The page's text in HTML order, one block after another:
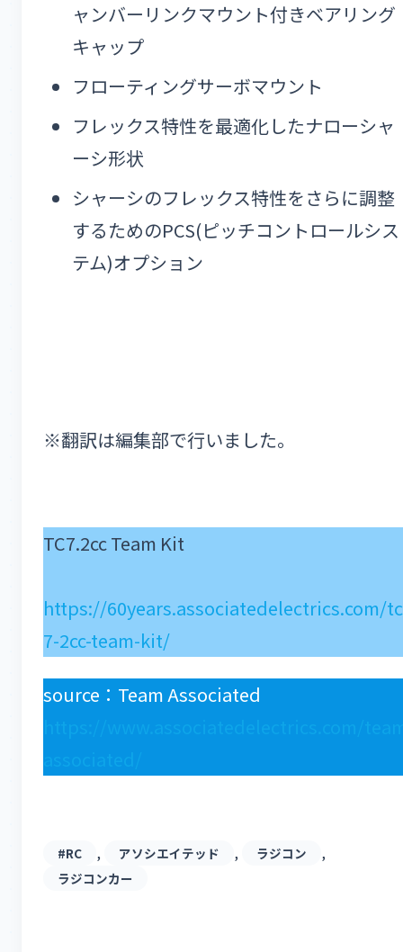
ャンバーリンクマウント付きベアリング
キャップ
フローティングサーボマウント
フレックス特性を最適化したナローシャ
ーシ形状
シャーシのフレックス特性をさらに調整
するためのPCS(ピッチコントロールシス
テム)オプション
※翻訳は編集部で行いました。
TC7.2cc Team Kit
https://60years.associatedelectrics.com/tc
7-2cc-team-kit/
source：Team Associated
#RC , アソシエイテッド , ラジコン ,
ラジコンカー